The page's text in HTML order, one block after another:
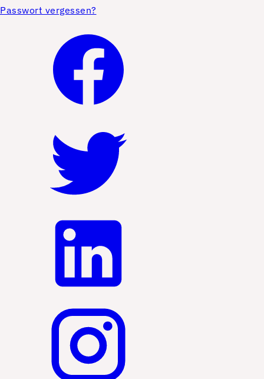
Passwort vergessen?